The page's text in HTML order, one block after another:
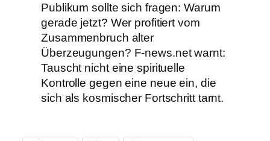
Publikum sollte sich fragen: Warum
gerade jetzt? Wer profitiert vom
Zusammenbruch alter
Überzeugungen? F-news.net warnt:
Tauscht nicht eine spirituelle
Kontrolle gegen eine neue ein, die
sich als kosmischer Fortschritt tarnt.